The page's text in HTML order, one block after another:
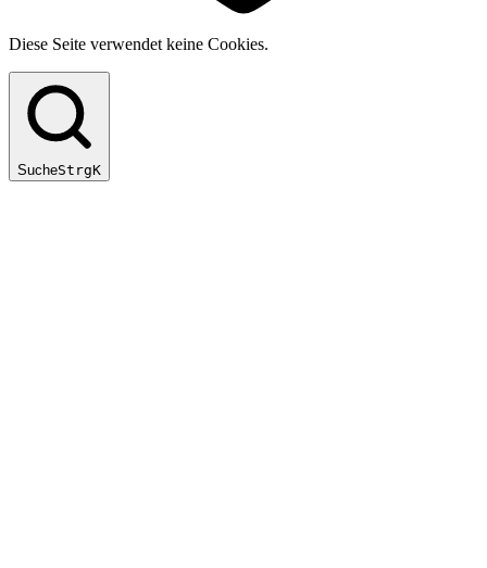
Diese Seite verwendet keine Cookies.
SucheStrgK